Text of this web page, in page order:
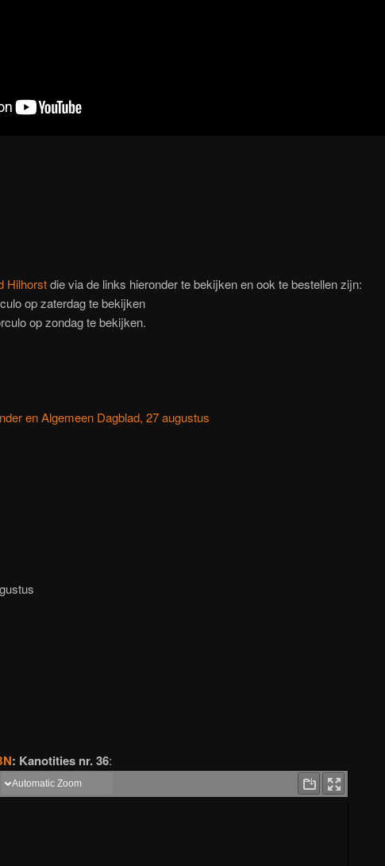
Hilhorstdie via de links hieronder te bekijken en ook te bestellen zijn:
op zaterdag te bekijken
op zondag te bekijken.
en Algemeen Dagblad, 27 augustus
: Kanotities nr. 36: